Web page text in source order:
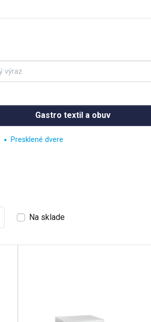
Gastro textil a obuv
Presklené dvere
Na sklade